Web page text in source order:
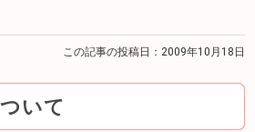
この記事の投稿日：2009年10月18日
いて